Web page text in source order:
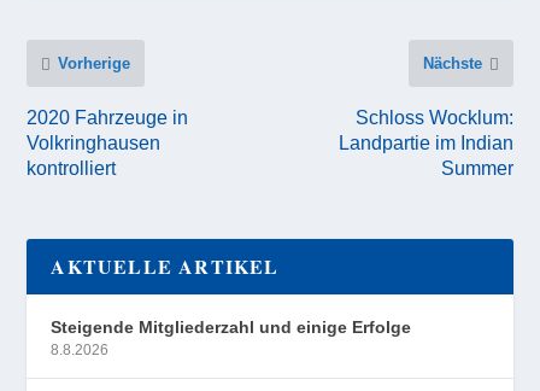
Vorherige
2020 Fahrzeuge in
Volkringhausen
kontrolliert
Nächste
Schloss Wocklum:
Landpartie im Indian
Summer
AKTUELLE ARTIKEL
Steigende Mitgliederzahl und einige Erfolge
8.8.2026